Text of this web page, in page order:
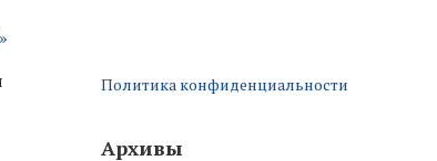
Политика конфиденциальности
Архивы